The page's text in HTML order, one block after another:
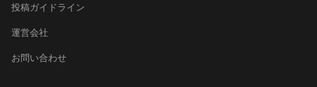
投稿ガイドライン
運営会社
お問い合わせ